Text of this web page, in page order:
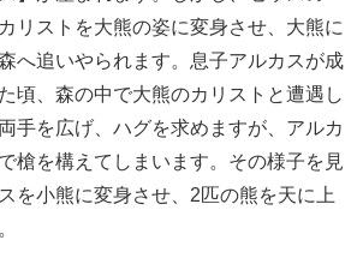
リストを大熊の姿に変身させ、大熊に
へ追いやられます。息子アルカスが成
頃、森の中で大熊のカリストと遭遇し
手を広げ、ハグを求めますが、アルカ
槍を構えてしまいます。その様子を見
を小熊に変身させ、2匹の熊を天に上